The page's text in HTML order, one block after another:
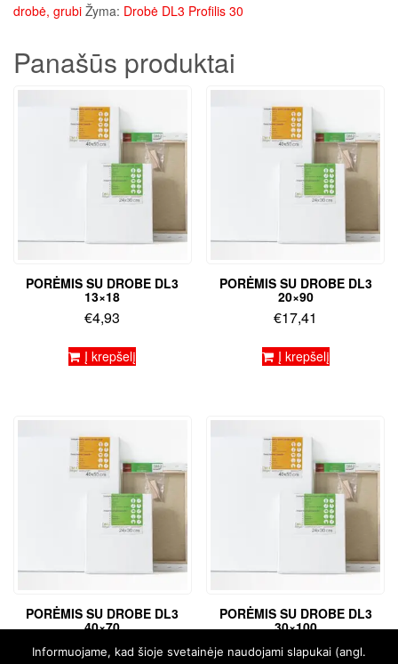
drobė, grubi Žyma: Drobė DL3 Profilis 30
Panašūs produktai
PORĖMIS SU DROBE DL3
13×18
€4,93
Į krepšelį
PORĖMIS SU DROBE DL3
20×90
€17,41
Į krepšelį
PORĖMIS SU DROBE DL3
40×70
€17,60
PORĖMIS SU DROBE DL3
30×100
€23,64
Informuojame, kad šioje svetainėje naudojami slapukai (angl.